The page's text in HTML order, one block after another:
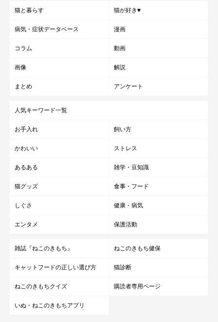
猫と暮らす 猫が好き♥
病気・症状データベース 漫画
コラム 動画
画像 解説
まとめ アンケート
人気キーワード一覧
お手入れ 飼い方
かわいい ストレス
あるある 雑学・豆知識
猫グッズ 食事・フード
しぐさ 健康・病気
エンタメ 保護活動
雑誌『ねこのきもち』 ねこのきもち健保
キャットフードの正しい選び方 猫診断
ねこのきもちクイズ 購読者専用ページ
いぬ・ねこのきもちアプリ